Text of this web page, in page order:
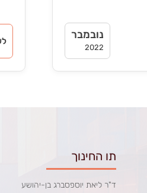
נובמבר
2022
תו החינוך
ד"ר ליאת יוספסברג בן-יהושע